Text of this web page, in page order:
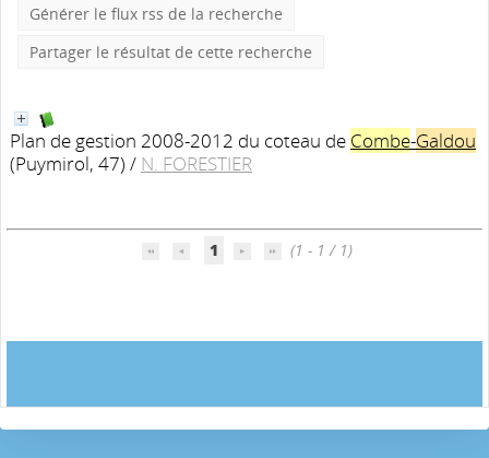
Générer le flux rss de la recherche
Partager le résultat de cette recherche
Plan de gestion 2008-2012 du coteau de Combe-Galdou
(Puymirol, 47) / N. FORESTIER
1 (1 - 1 / 1)